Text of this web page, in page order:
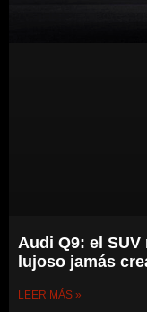
Audi Q9: el
lujoso jamás
LEER MÁS »